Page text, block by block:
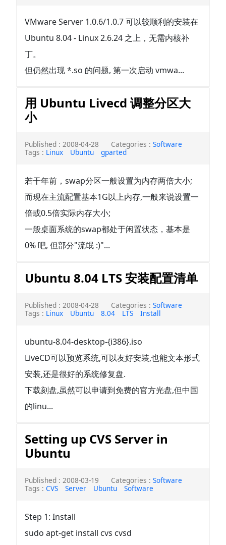
VMware Server 1.0.6/1.0.7 可以较顺利的安装在
Ubuntu 8.04 - Linux 2.6.24 之上，无需内核补
丁。
但仍然出现 *.so 的问题, 第一次启动 vmwa...
用 Ubuntu Livecd 调整分区大
小
Published : 2008-04-28 Categories : Software
Tags : Linux Ubuntu gparted
若干年前，swap分区一般设置为内存两倍大小;
而现在主流配置基本1G以上内存,一般来说设置一
倍或0.5倍实际内存大小;
一般桌面系统的swap都处于闲置状态，基本是
0% 吧, 但部分"流氓 :)"...
Ubuntu 8.04 LTS 安装配置清单
Published : 2008-04-28 Categories : Software
Tags : Linux Ubuntu 8.04 LTS Install
ubuntu-8.04-desktop-{i386}.iso
LiveCD可以预览系统,可以友好安装,也能文本形式
安装,还是很好的系统修复盘.
下载刻盘,虽然可以申请到免费的官方光盘,但中国
的linu...
Setting up CVS Server in
Ubuntu
Published : 2008-03-19 Categories : Software
Tags : CVS Server Ubuntu Software
Step 1: Install
sudo apt-get install cvs cvsd